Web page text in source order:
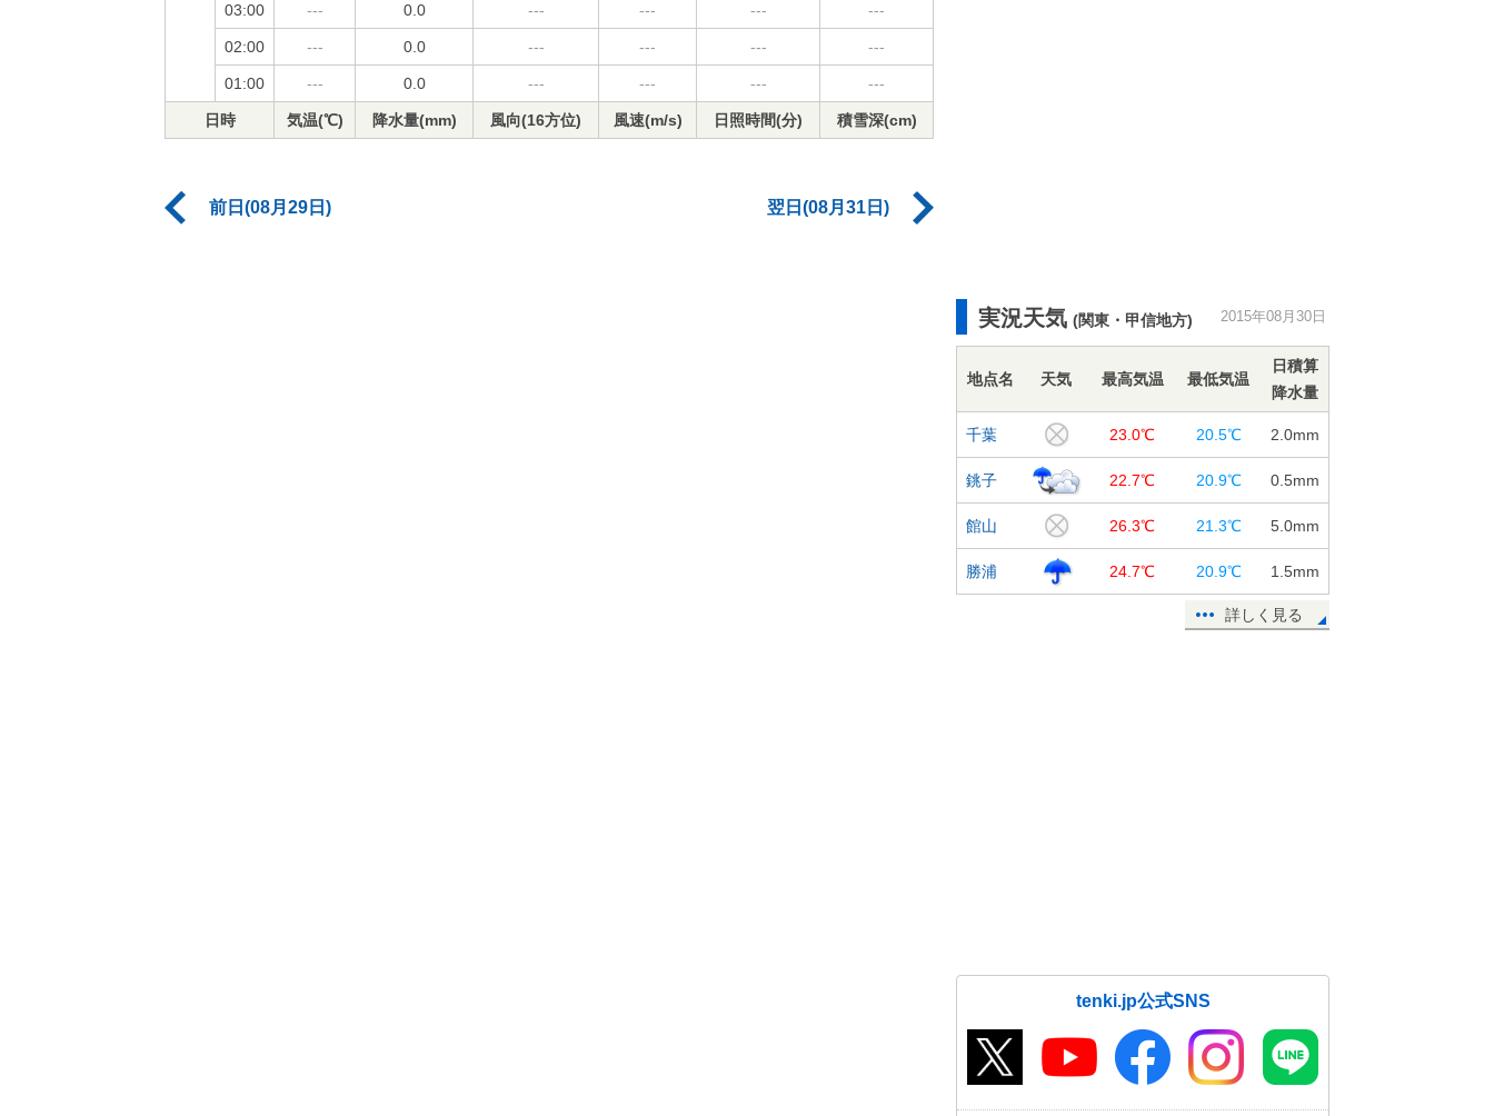
03:00 --- 0.0 --- --- --- ---
02:00 --- 0.0 --- --- --- ---
01:00 --- 0.0 --- --- --- ---
日時 気温(℃) 降水量(mm) 風向(16方位) 風速(m/s) 日照時間(分) 積雪深(cm)
前日(08月29日) 翌日(08月31日)
実況天気 (関東・甲信地方) 2015年08月30日
地点名 天気 最高気温 最低気温
日積算
降水量
千葉 23.0℃ 20.5℃ 2.0mm
銚子 22.7℃ 20.9℃ 0.5mm
館山 26.3℃ 21.3℃ 5.0mm
勝浦 24.7℃ 20.9℃ 1.5mm
詳しく見る
tenki.jp公式SNS